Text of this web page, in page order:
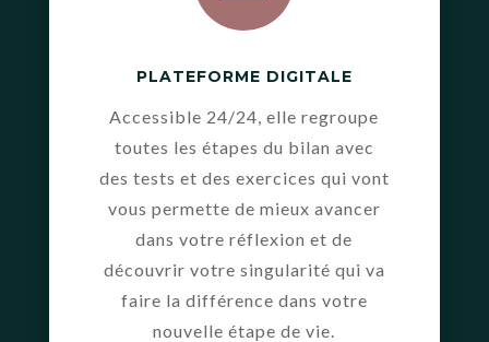
PLATEFORME DIGITALE
Accessible 24/24, elle regroupe
toutes les étapes du bilan avec
des tests et des exercices qui vont
vous permette de mieux avancer
dans votre réflexion et de
découvrir votre singularité qui va
faire la différence dans votre
nouvelle étape de vie.